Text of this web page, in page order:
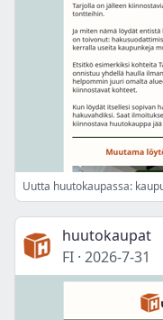
Uutta huutokaupassa:
huutokaupat
FI · 2026-7-31